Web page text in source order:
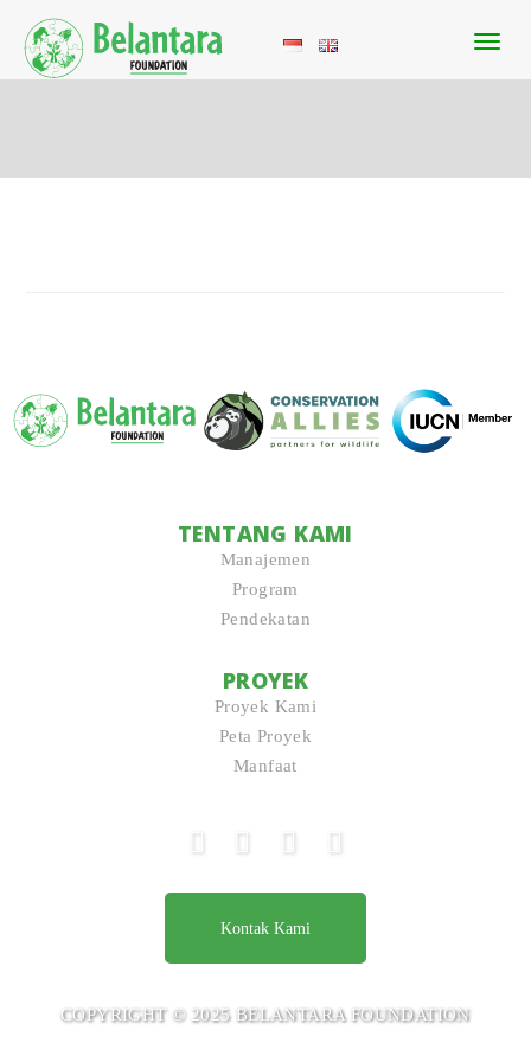
TENTANG KAMI
Manajemen
Program
Pendekatan
PROYEK
Proyek Kami
Peta Proyek
Manfaat
Kontak Kami
COPYRIGHT © 2025 BELANTARA FOUNDATION